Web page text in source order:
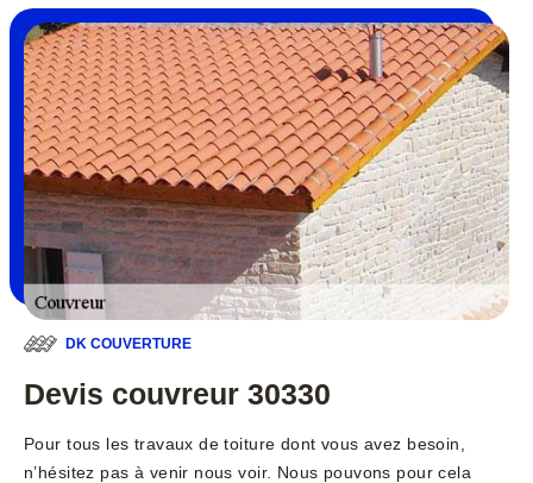
DK COUVERTURE
Devis couvreur 30330
Pour tous les travaux de toiture dont vous avez besoin,
n’hésitez pas à venir nous voir. Nous pouvons pour cela